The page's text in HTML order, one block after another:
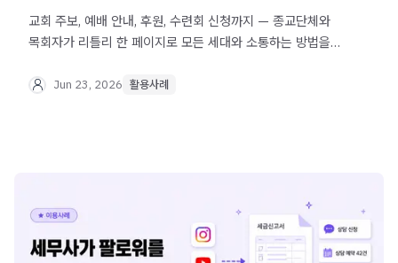
교회 주보, 예배 안내, 후원, 수련회 신청까지 — 종교단체와
목회자가 리틀리 한 페이지로 모든 세대와 소통하는 방법을
Jun 23, 2026 활용사례